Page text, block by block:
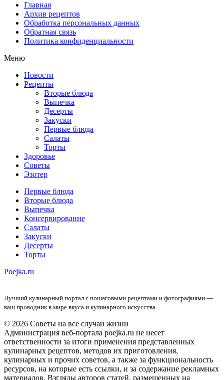
Главная
Архив рецептов
Обработка персональных данных
Обратная связь
Политика конфиденциальности
Меню
Новости
Рецепты
Вторые блюда
Выпечка
Десерты
Закуски
Первые блюда
Салаты
Торты
Здоровье
Советы
Эзотер
Первые блюда
Вторые блюда
Выпечка
Консервирование
Салаты
Закуски
Десерты
Торты
Poejka.ru
Лучший кулинарный портал с пошаговыми рецептами и фотографиями —
ваш проводник в мире вкуса и кулинарного искусства.
© 2026 Советы на все случаи жизни
Администрация веб-портала poejka.ru не несет
ответственности за итоги применения представленных
кулинарных рецептов, методов их приготовления,
кулинарных и прочих советов, а также за функциональность
ресурсов, на которые есть ссылки, и за содержание рекламных
материалов. Взгляды авторов статей, размещенных на